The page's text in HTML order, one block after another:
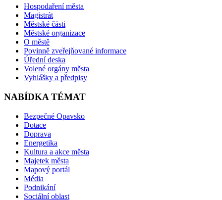
Hospodaření města
Magistrát
Městské části
Městské organizace
O městě
Povinně zveřejňované informace
Úřední deska
Volené orgány města
Vyhlášky a předpisy
NABÍDKA TÉMAT
Bezpečné Opavsko
Dotace
Doprava
Energetika
Kultura a akce města
Majetek města
Mapový portál
Média
Podnikání
Sociální oblast